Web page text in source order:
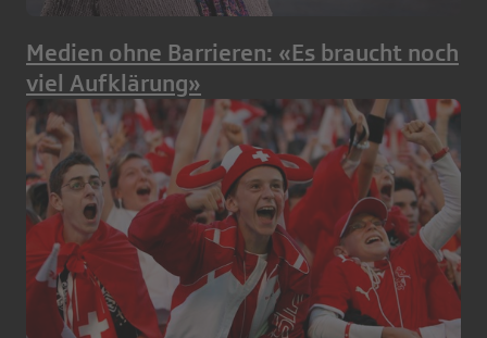
Medien ohne Barrieren: «Es braucht noch
viel Aufklärung»